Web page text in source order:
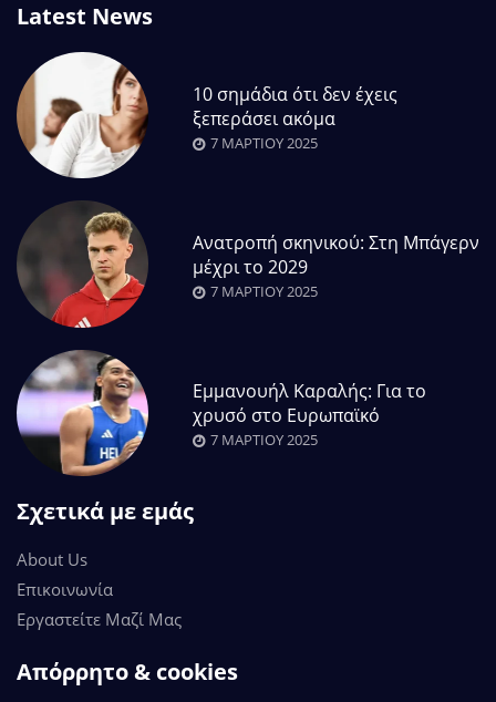
Latest News
10 σημάδια ότι δεν έχεις
ξεπεράσει ακόμα
7 ΜΑΡΤΊΟΥ 2025
Ανατροπή σκηνικού: Στη Μπάγερν
μέχρι το 2029
7 ΜΑΡΤΊΟΥ 2025
Εμμανουήλ Καραλής: Για το
χρυσό στο Ευρωπαϊκό
7 ΜΑΡΤΊΟΥ 2025
Σχετικά με εμάς
About Us
Επικοινωνία
Εργαστείτε Μαζί Μας
Απόρρητο & cookies